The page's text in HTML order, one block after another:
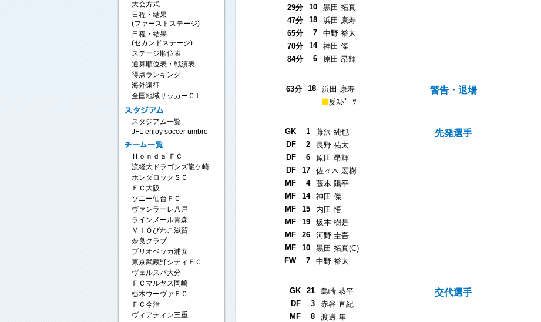
29分
10
黒田 拓真
47分
18
浜田 康寿
65分
7
中野 裕太
70分
14
神田 傑
84分
6 原田 昂輝
警告・退場
63分 18
浜田 康寿
反ｽﾎﾟｰﾂ
先発選手
GK 1
藤沢 純也
DF
2
長野 祐太
DF
6
原田 昂輝
DF
17
佐々木 宏樹
MF
4
藤本 陽平
MF
14
神田 傑
MF
15
内田 悟
MF
19
坂本 樹是
MF
26
河野 圭吾
MF
10
黒田 拓真(C)
FW
7 中野 裕太
交代選手
GK 21
島崎 恭平
DF
3
赤谷 直紀
MF
8
渡邊 隼
大会方式
日程・結果
(ファーストステージ)
日程・結果
(セカンドステージ)
ステージ順位表
通算順位表・戦績表
得点ランキング
海外遠征
全国地域サッカーＣＬ
スタジアム一覧
JFL enjoy soccer umbro
Ｈｏｎｄａ ＦＣ
流経大ドラゴンズ龍ケ崎
ホンダロックＳＣ
ＦＣ大阪
ソニー仙台ＦＣ
ヴァンラーレ八戸
ラインメール青森
ＭＩＯびわこ滋賀
奈良クラブ
ブリオベッカ浦安
東京武蔵野シティＦＣ
ヴェルスパ大分
ＦＣマルヤス岡崎
栃木ウーヴァＦＣ
ＦＣ今治
ヴィアティン三重